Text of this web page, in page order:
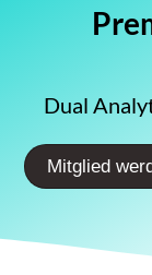
Dual
Mitglied